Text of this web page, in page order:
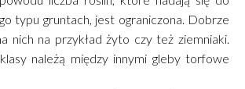
typu gruntach, jest ograniczona. Dobrze
nich na przykład żyto czy też ziemniaki.
należą między innymi gleby torfowe